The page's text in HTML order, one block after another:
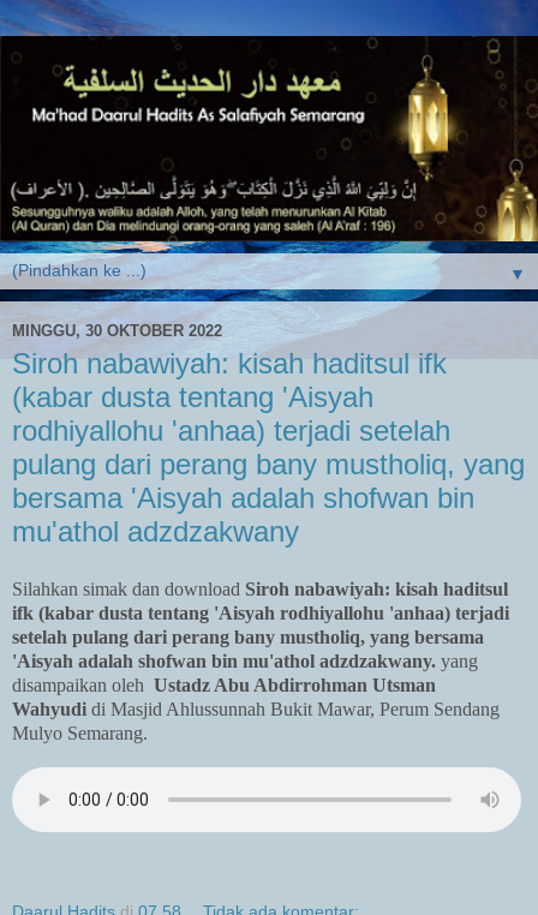
▼
MINGGU, 30 OKTOBER 2022
Siroh nabawiyah: kisah haditsul ifk
(kabar dusta tentang 'Aisyah
rodhiyallohu 'anhaa) terjadi setelah
pulang dari perang bany mustholiq, yang
bersama 'Aisyah adalah shofwan bin
mu'athol adzdzakwany
Silahkan simak dan download Siroh nabawiyah: kisah haditsul
ifk (kabar dusta tentang 'Aisyah rodhiyallohu 'anhaa) terjadi
setelah pulang dari perang bany mustholiq, yang bersama
'Aisyah adalah shofwan bin mu'athol adzdzakwany. yang
disampaikan oleh Ustadz Abu Abdirrohman Utsman
Wahyudi di Masjid Ahlussunnah Bukit Mawar, Perum Sendang
Mulyo Semarang.